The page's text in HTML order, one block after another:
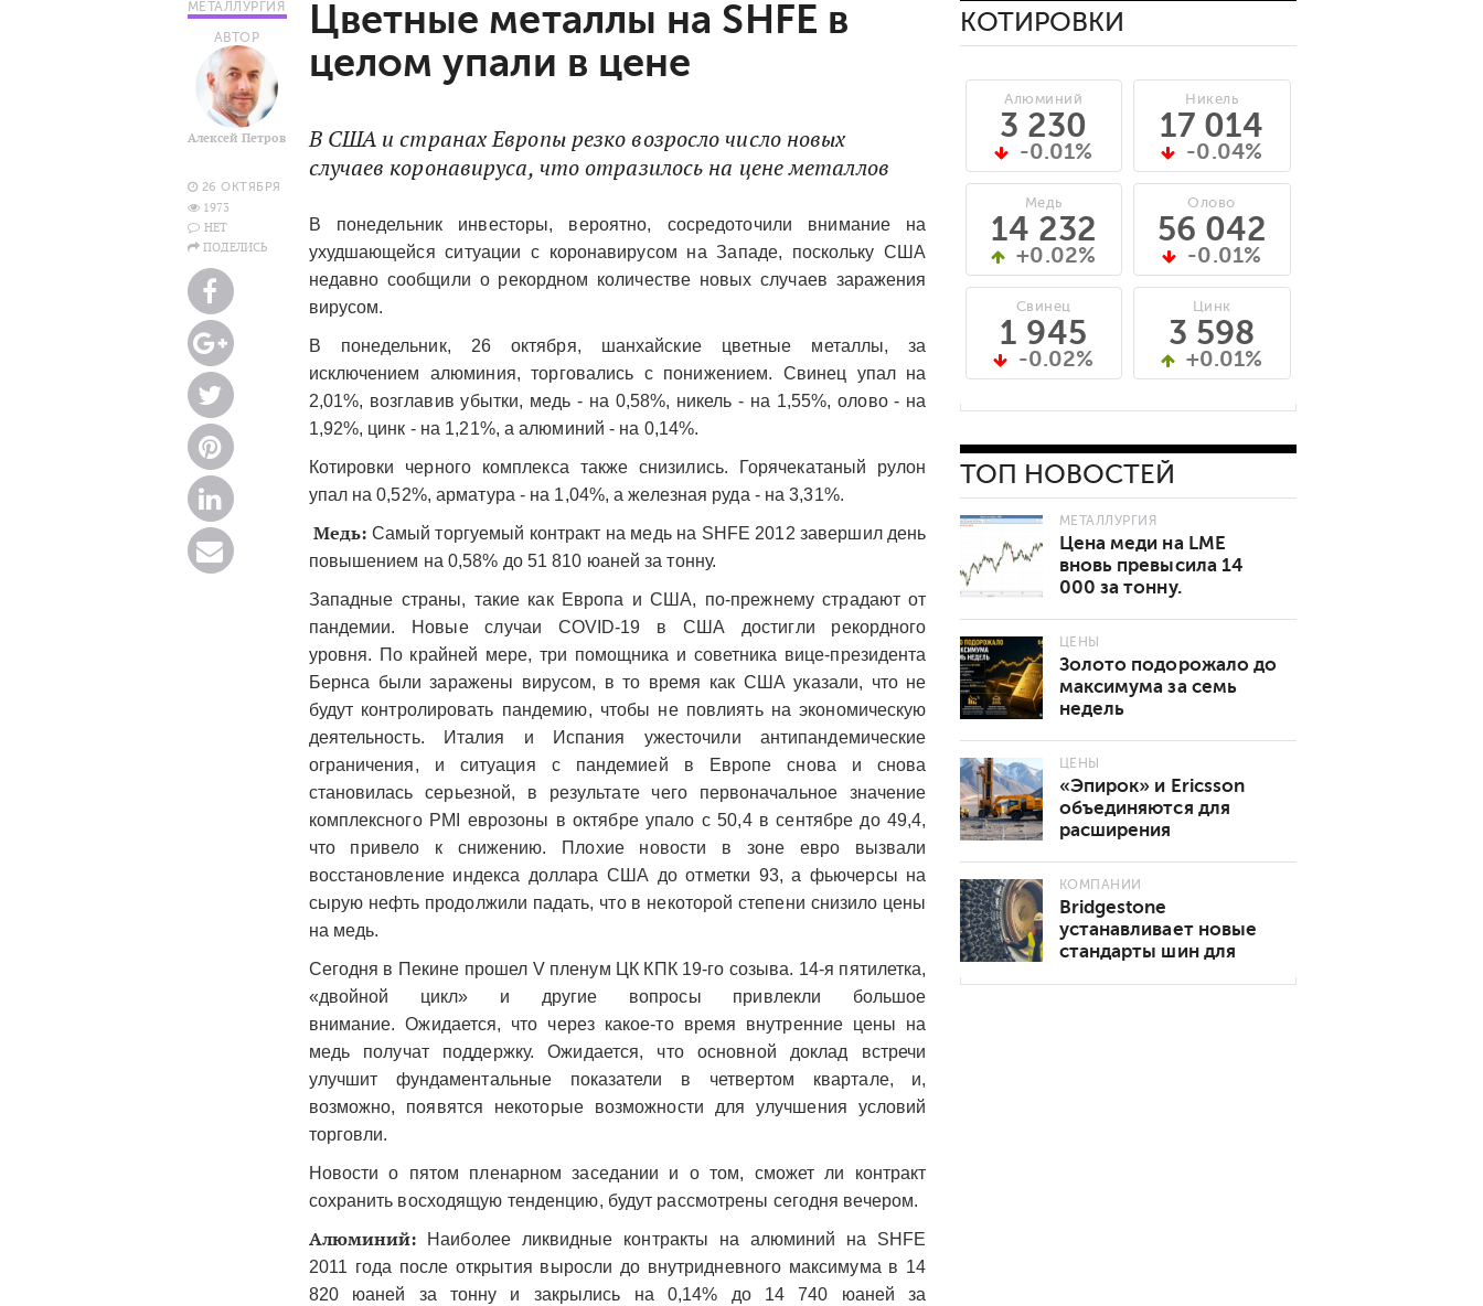
МЕТАЛЛУРГИЯ
АВТОР
Алексей Петров
26 ОКТЯБРЯ
1973
НЕТ
ПОДЕЛИСЬ
Цветные металлы на SHFE в
целом упали в цене
В США и странах Европы резко возросло число новых
случаев коронавируса, что отразилось на цене металлов
В понедельник инвесторы, вероятно, сосредоточили внимание на
ухудшающейся ситуации с коронавирусом на Западе, поскольку США
недавно сообщили о рекордном количестве новых случаев заражения
вирусом.
В понедельник, 26 октября, шанхайские цветные металлы, за
исключением алюминия, торговались с понижением. Свинец упал на
2,01%, возглавив убытки, медь - на 0,58%, никель - на 1,55%, олово - на
1,92%, цинк - на 1,21%, а алюминий - на 0,14%.
Котировки черного комплекса также снизились. Горячекатаный рулон
упал на 0,52%, арматура - на 1,04%, а железная руда - на 3,31%.
Медь: Самый торгуемый контракт на медь на SHFE 2012 завершил день
повышением на 0,58% до 51 810 юаней за тонну.
Западные страны, такие как Европа и США, по-прежнему страдают от
пандемии. Новые случаи COVID-19 в США достигли рекордного
уровня. По крайней мере, три помощника и советника вице-президента
Бернса были заражены вирусом, в то время как США указали, что не
будут контролировать пандемию, чтобы не повлиять на экономическую
деятельность. Италия и Испания ужесточили антипандемические
ограничения, и ситуация с пандемией в Европе снова и снова
становилась серьезной, в результате чего первоначальное значение
комплексного PMI еврозоны в октябре упало с 50,4 в сентябре до 49,4,
что привело к снижению. Плохие новости в зоне евро вызвали
восстановление индекса доллара США до отметки 93, а фьючерсы на
сырую нефть продолжили падать, что в некоторой степени снизило цены
на медь.
Сегодня в Пекине прошел V пленум ЦК КПК 19-го созыва. 14-я пятилетка,
«двойной цикл» и другие вопросы привлекли большое
внимание. Ожидается, что через какое-то время внутренние цены на
медь получат поддержку. Ожидается, что основной доклад встречи
улучшит фундаментальные показатели в четвертом квартале, и,
возможно, появятся некоторые возможности для улучшения условий
торговли.
Новости о пятом пленарном заседании и о том, сможет ли контракт
сохранить восходящую тенденцию, будут рассмотрены сегодня вечером.
Алюминий: Наиболее ликвидные контракты на алюминий на SHFE
2011 года после открытия выросли до внутридневного максимума в 14
820 юаней за тонну и закрылись на 0,14% до 14 740 юаней за
КОТИРОВКИ
Алюминий
3 230
-0.01%
Медь
14 232
+0.02%
Свинец
1 945
-0.02%
Никель
17 014
-0.04%
Олово
56 042
-0.01%
Цинк
3 598
+0.01%
ТОП НОВОСТЕЙ
МЕТАЛЛУРГИЯ
Цена меди на LME
вновь превысила 14
000 за тонну.
роста
ЦЕНЫ
Золото подорожало до
максимума за семь
недель
ЦЕНЫ
«Эпирок» и Ericsson
объединяются для
расширения
подключения 5G в
горнодобывающей
промышленности
КОМПАНИИ
Bridgestone
устанавливает новые
стандарты шин для